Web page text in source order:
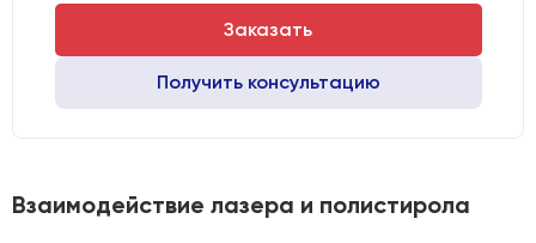
Заказать
Получить консультацию
Взаимодействие лазера и полистирола